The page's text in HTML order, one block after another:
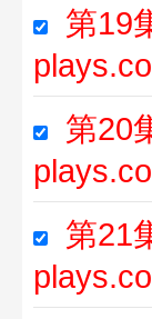
第19
第20
第21